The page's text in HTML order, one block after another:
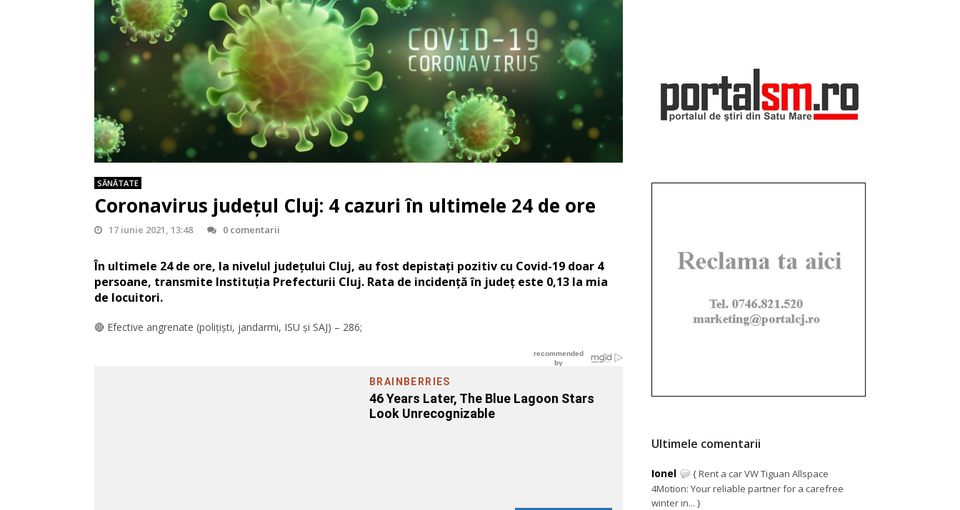
SĂNĂTATE
Coronavirus județul Cluj: 4 cazuri în ultimele 24 de ore
17 iunie 2021, 13:48 0 comentarii
În ultimele 24 de ore, la nivelul județului Cluj, au fost depistați pozitiv cu Covid-19 doar 4
persoane, transmite Instituția Prefecturii Cluj. Rata de incidență în județ este 0,13 la mia
de locuitori.
🔴 Efective angrenate (polițiști, jandarmi, ISU și SAJ) – 286;
Ultimele comentarii
Ionel
{ Rent a car VW Tiguan Allspace
4Motion: Your reliable partner for a carefree
winter in... }